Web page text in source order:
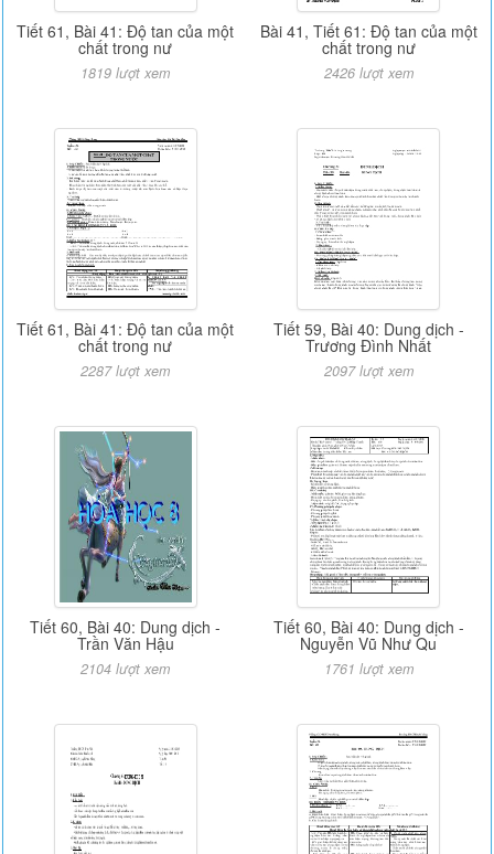
Tiết 61, Bài 41: Độ tan của một
chất trong nư
1819 lượt xem
Bài 41, Tiết 61: Độ tan của một
chất trong nư
2426 lượt xem
Tiết 61, Bài 41: Độ tan của một
chất trong nư
2287 lượt xem
Tiết 59, Bài 40: Dung dịch -
Trương Đình Nhất
2097 lượt xem
Tiết 60, Bài 40: Dung dịch -
Trần Văn Hậu
2104 lượt xem
Tiết 60, Bài 40: Dung dịch -
Nguyễn Vũ Như Qu
1761 lượt xem